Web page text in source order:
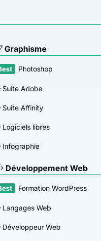
Graphisme
Photoshop
Suite Adobe
Suite Affinity
Logiciels libres
Infographie
Développement Web
Formation WordPress
Langages Web
Développeur Web